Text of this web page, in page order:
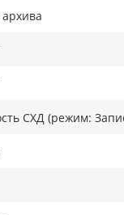
СХД (режим: